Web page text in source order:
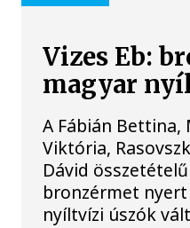
Vizes Eb:
magyar
A Fábián Bettina,
Viktória,
Dávid
bronzérmet
nyíltvízi úszók